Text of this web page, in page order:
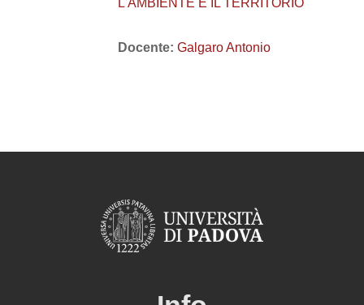
L'AMBIENTE E IL TERRITORIO
Docente: Galgaro Antonio